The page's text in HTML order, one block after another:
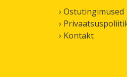
› Ostutingimused
›
› Kontakt